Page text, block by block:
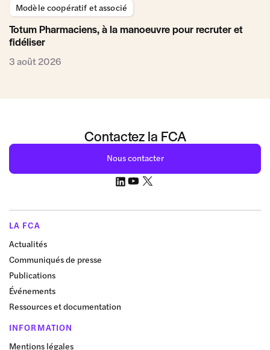
Modèle coopératif et associé
Totum Pharmaciens, à la manoeuvre pour recruter et
fidéliser
3 août 2026
Contactez la FCA
Nous contacter
LA FCA
Actualités
Communiqués de presse
Publications
Événements
Ressources et documentation
INFORMATION
Mentions légales